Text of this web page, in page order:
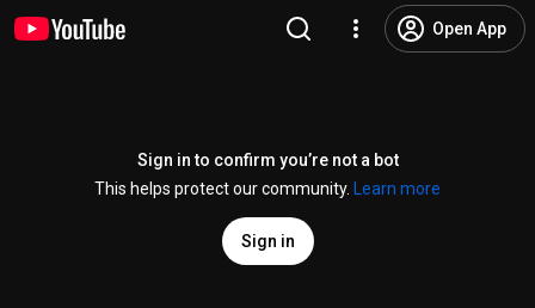
Open App
Sign in to confirm you’re not a bot
This helps protect our community.
Learn more
Sign in